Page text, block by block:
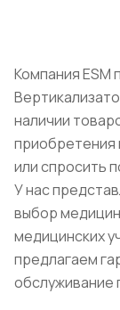
Компания ESM
наличии
приобретения
или спросить
У нас
выбор
медицинских
предлагаем
обслуживание